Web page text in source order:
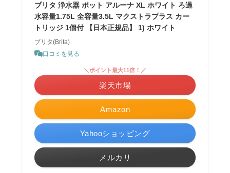
ブリタ 浄水器 ポット アルーナ XL ホワイト ろ過
水容量1.75L 全容量3.5L マクストラプラス カー
トリッジ 1個付 【日本正規品】 1) ホワイト
ブリタ(Brita)
口コミを見る
Amazon
＼ポイント最大11倍！／
楽天市場
Yahooショッピング
メルカリ